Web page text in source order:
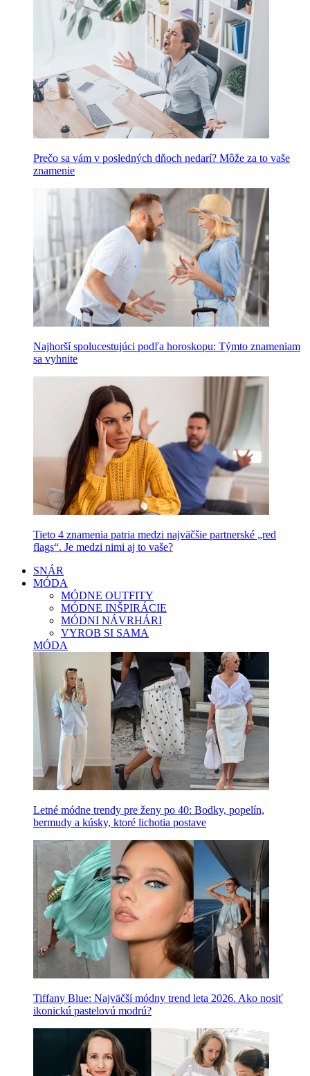
Prečo sa vám v posledných dňoch nedarí? Môže za to vaše
znamenie
Najhorší spolucestujúci podľa horoskopu: Týmto znameniam
sa vyhnite
Tieto 4 znamenia patria medzi najväčšie partnerské „red
flags“. Je medzi nimi aj to vaše?
SNÁR
MÓDA
MÓDNE OUTFITY
MÓDNE INŠPIRÁCIE
MÓDNI NÁVRHÁRI
VYROB SI SAMA
MÓDA
Letné módne trendy pre ženy po 40: Bodky, popelín,
bermudy a kúsky, ktoré lichotia postave
Tiffany Blue: Najväčší módny trend leta 2026. Ako nosiť
ikonickú pastelovú modrú?